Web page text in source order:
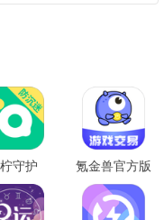
守护 氪金兽官方版